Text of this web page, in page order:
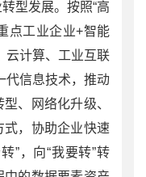
型发展。按照“高
点工业企业+智能
云计算、工业互联
代信息技术，推动
、网络化升级、
式，协助企业快速
”，向“我要转”转